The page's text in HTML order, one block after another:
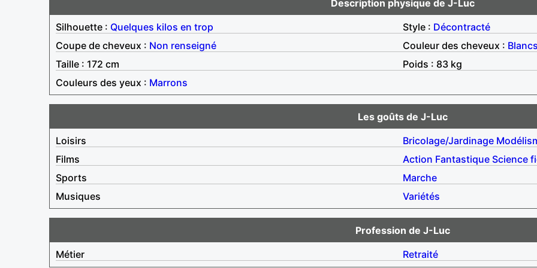
Description physique de J-Luc
Silhouette : Quelques kilos en trop Style : Décontracté
Coupe de cheveux : Non renseigné Couleur des cheveux : Blancs
Taille : 172 cm
Poids : 83 kg
Couleurs des yeux : Marrons
Les goûts de J-Luc
Loisirs
Bricolage/Jardinage
Films
Action Fantastique Science
Sports
Marche
Musiques
Variétés
Profession de J-Luc
Métier
Retraité